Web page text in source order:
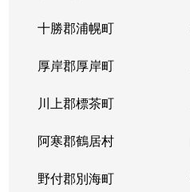
十勝郡浦幌町
厚岸郡厚岸町
川上郡標茶町
阿寒郡鶴居村
野付郡別海町